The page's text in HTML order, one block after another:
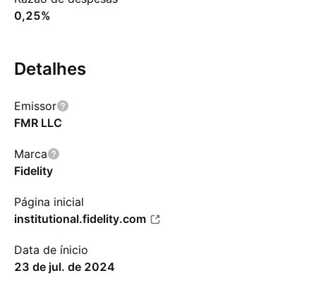
0,25%
Detalhes
Emissor
FMR LLC
Marca
Fidelity
Página inicial
institutional.fidelity.com
Data de ínicio
23 de jul. de 2024